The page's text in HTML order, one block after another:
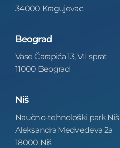
34000 Kragujevac
Beograd
Vase Čarapića 13, VII sprat
11000 Beograd
Niš
Naučno-tehnološki park Niš
Aleksandra Medvedeva 2a
18000 Niš